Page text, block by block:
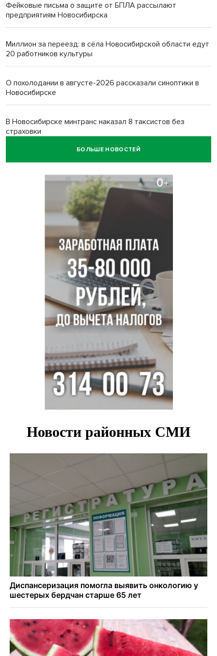
Фейковые письма о защите от БПЛА рассылают
предприятиям Новосибирска
Миллион за переезд: в сёла Новосибирской области едут
20 работников культуры
О похолодании в августе-2026 рассказали синоптики в
Новосибирске
В Новосибирске минтранс наказал 8 таксистов без
страховки
Андрей Травников поблагодарил новосибирских
Новосибирский метрополитен начал ремонт входа на
«Красном проспекте»
Полтонны киви для пациентов закупит больница в
Новосибирске
Ход королевы: осужденная из Новосибирска завоевала
бронзу чемпионата по шахматам
БОЛЬШЕ НОВОСТЕЙ